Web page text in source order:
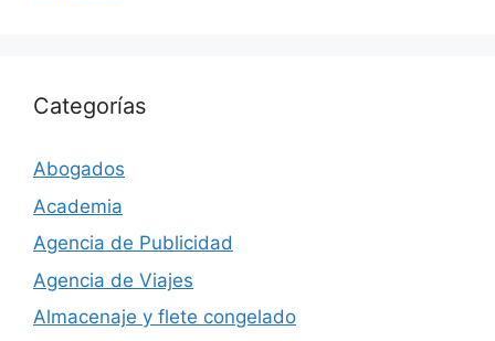
Categorías
Abogados
Academia
Agencia de Publicidad
Agencia de Viajes
Almacenaje y flete congelado